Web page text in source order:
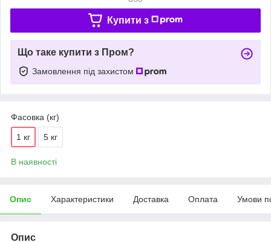
Купити з
Що таке купити з Пром?
Замовлення під захистом
Фасовка (кг)
1 кг 5 кг
В наявності
Опис Характеристики Доставка Оплата Умови
Опис